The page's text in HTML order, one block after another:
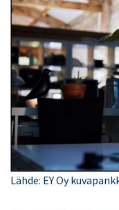
Lähde: EY Oy